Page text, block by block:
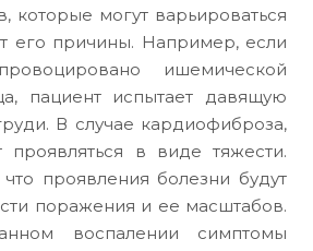
которые могут варьироваться
его причины. Например, если
ишемической
пациент испытает давящую
В случае кардиофиброза,
проявляться в виде тяжести.
проявления болезни будут
поражения и ее масштабов.
воспалении симптомы